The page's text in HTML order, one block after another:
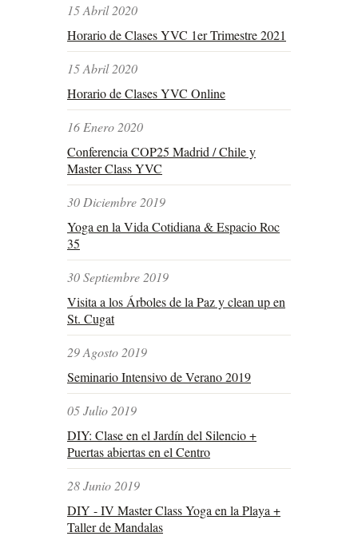
15 Abril 2020
Horario de Clases YVC 1er Trimestre 2021
15 Abril 2020
Horario de Clases YVC Online
16 Enero 2020
Conferencia COP25 Madrid / Chile y
Master Class YVC
30 Diciembre 2019
Yoga en la Vida Cotidiana & Espacio Roc
35
30 Septiembre 2019
Visita a los Árboles de la Paz y clean up en
St. Cugat
29 Agosto 2019
Seminario Intensivo de Verano 2019
05 Julio 2019
DIY: Clase en el Jardín del Silencio +
Puertas abiertas en el Centro
28 Junio 2019
DIY - IV Master Class Yoga en la Playa +
Taller de Mandalas